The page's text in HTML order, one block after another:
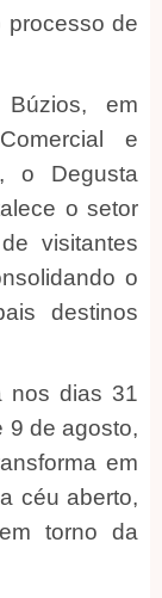
processo de
em
e
o Degusta
o setor
visitantes
o
destinos
nos dias 31
9 de agosto,
em
céu aberto,
torno da